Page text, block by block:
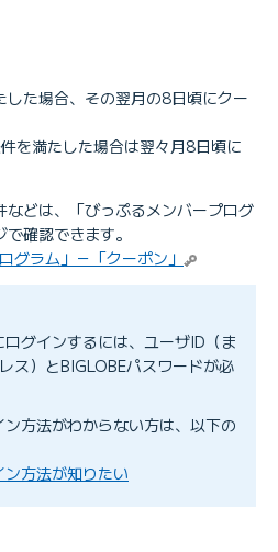
た場合、その翌月の8日頃にクー
を満たした場合は翌々月8日頃に
どは、「びっぷるメンバープログ
確認できます。
グラム」－「クーポン」
ログインするには、ユーザID（ま
ス）とBIGLOBEパスワードが必
方法がわからない方は、以下の
方法が知りたい